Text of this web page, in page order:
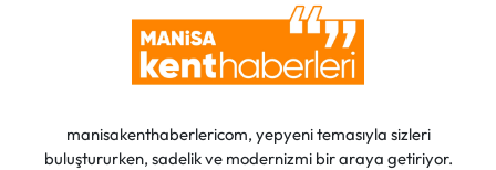
manisakenthaberlericom, yepyeni temasıyla sizleri
buluştururken, sadelik ve modernizmi bir araya getiriyor.